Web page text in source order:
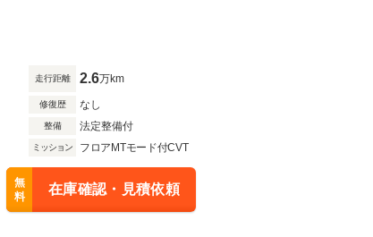
走行距離 2.6万km
修復歴 なし
整備 法定整備付
ミッション フロアMTモード付CVT
無
料
在庫確認・見積依頼